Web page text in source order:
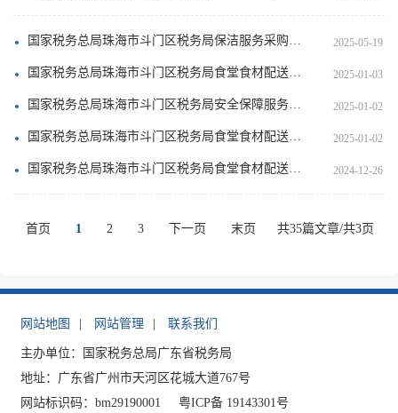
国家税务总局珠海市斗门区税务局保洁服务采购项目合同 2025-05-19
国家税务总局珠海市斗门区税务局食堂食材配送服务项目合同书（以此为准） 2025-01-03
国家税务总局珠海市斗门区税务局安全保障服务项目合同书 2025-01-02
国家税务总局珠海市斗门区税务局食堂食材配送服务项目合同书 2025-01-02
国家税务总局珠海市斗门区税务局食堂食材配送服务项目中标结果公告 2024-12-26
首页 1 2 3 下一页 末页 共35篇文章/共3页
网站地图 网站管理 联系我们
主办单位：国家税务总局广东省税务局
地址：广东省广州市天河区花城大道767号
网站标识码：bm29190001
粤ICP备 19143301号